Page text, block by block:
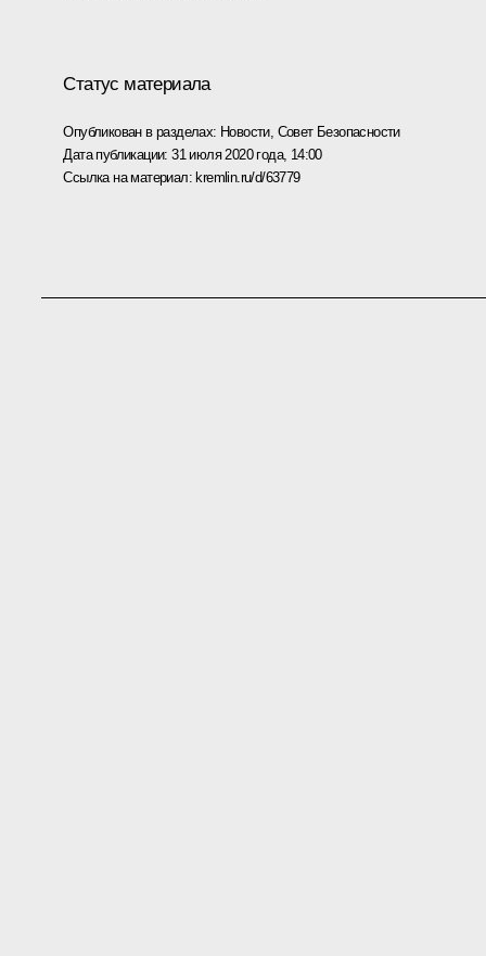
Статус материала
Опубликован в разделах: Новости, Совет Безопасности
Дата публикации:31 июля 2020 года, 14:00
Ссылка на материал: kremlin.ru/d/63779